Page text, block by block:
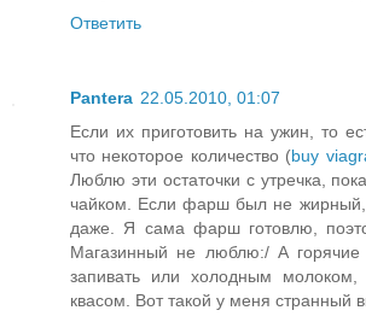
Ответить
Pantera 22.05.2010, 01:07
Если их приготовить на ужин, то
что некоторое количество (buy
Люблю эти остаточки с утречка,
чайком. Если фарш был не жирный,
даже. Я сама фарш готовлю,
Магазинный не люблю:/ А
запивать или холодным
квасом. Вот такой у меня странный